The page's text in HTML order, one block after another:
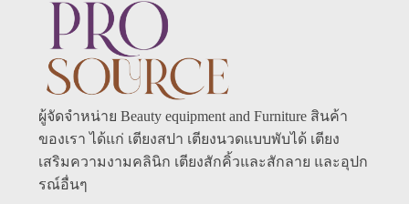
ผู้จัดจำหน่าย Beauty equipment and Furniture สินค้า
ของเรา ได้แก่ เตียงสปา เตียงนวดแบบพับได้ เตียง
เสริมความงามคลินิก เตียงสักคิ้วและสักลาย และอุปก
รณ์อื่นๆ